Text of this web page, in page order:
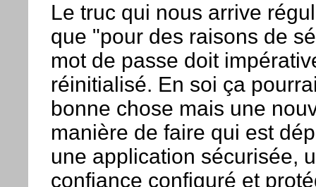
Le truc qui nous arrive
que "pour des raisons de
mot de passe doit
réinitialisé. En soi ça
bonne chose mais une
manière de faire qui est
une application sécurisée,
confiance configuré et